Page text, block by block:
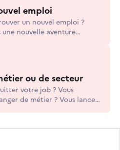
emploi
un nouvel emploi ?
une nouvelle aventure
ou de secteur
votre job ? Vous
de métier ? Vous lancer